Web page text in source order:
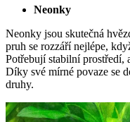
Neonky
Neonky jsou skutečná
pruh se rozzáří nejlépe,
Potřebují stabilní prostředí,
Díky své mírné povaze se
druhy.